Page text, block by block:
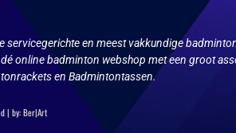
servicegerichte en meest vakkundige
online badminton webshop met een groot
en Badmintontassen.
| by:Ber|Art